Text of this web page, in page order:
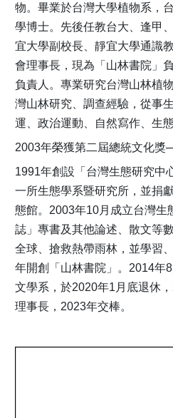
物。畢業於台灣大學植物系，
學博士。先後任教台大、逢甲
宜大學副校長、靜宜大學通識
會理事長，現為「山林書院」
負責人。專業研究台灣山林植
灣山林研究、調查經驗，從事
運、政治運動、自然寫作、生
2003年榮獲第二屆總統文化獎
1991年創設「台灣生態研究中
一所生態學系暨研究所，並捐
態館。2003年10月成立台灣生
誌」專書及其他論述、散文等
全球、搶救熱帶雨林，並學習
年開創「山林書院」。2014年
文學系，於2020年1月底退休
理事長，2023年交棒。